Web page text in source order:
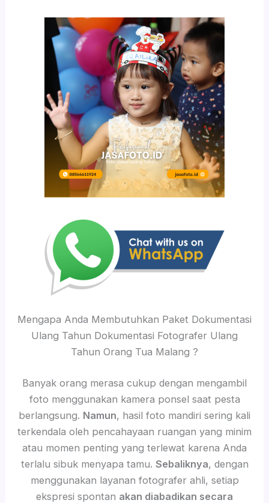
Mengapa Anda Membutuhkan Paket Dokumentasi
Ulang Tahun Dokumentasi Fotografer Ulang
Tahun Orang Tua Malang ?
Banyak orang merasa cukup dengan mengambil
foto menggunakan kamera ponsel saat pesta
berlangsung. Namun, hasil foto mandiri sering kali
terkendala oleh pencahayaan ruangan yang minim
atau momen penting yang terlewat karena Anda
terlalu sibuk menyapa tamu. Sebaliknya, dengan
menggunakan layanan fotografer ahli, setiap
ekspresi spontan akan diabadikan secara